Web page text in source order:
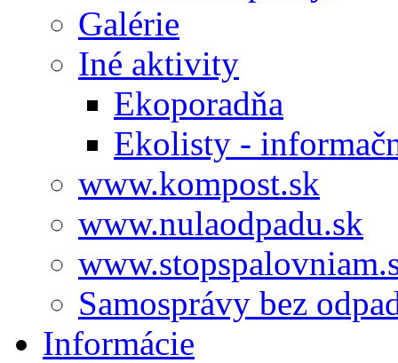
Galérie
Iné aktivity
Ekoporadňa
Ekolisty -
www.kompost.sk
www.nulaodpadu.sk
Samosprávy bez
Informácie